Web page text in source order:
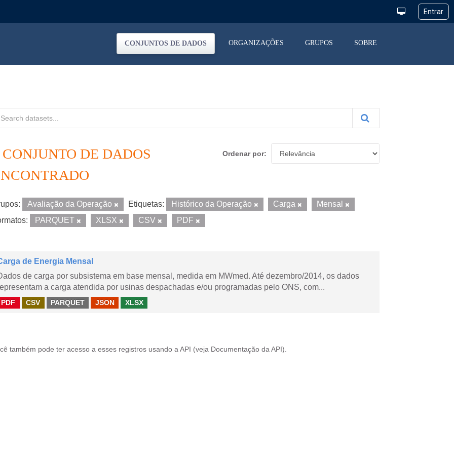
CONJUNTOS DE DADOS ORGANIZAÇÕES GRUPOS SOBRE
Ordenar por
CONJUNTO DE DADOS
Avaliação da Operação Etiquetas: Histórico da Operação Carga
Mensal
PARQUET XLSX CSV PDF
de Energia Mensal
de carga por subsistema em base mensal, medida em MWmed. Até dezembro/2014, os dados
a carga atendida por usinas despachadas e/ou programadas pelo ONS, com...
PDF CSV PARQUET JSON XLSX
também pode ter acesso a esses registros usando a API (veja Documentação da API ).